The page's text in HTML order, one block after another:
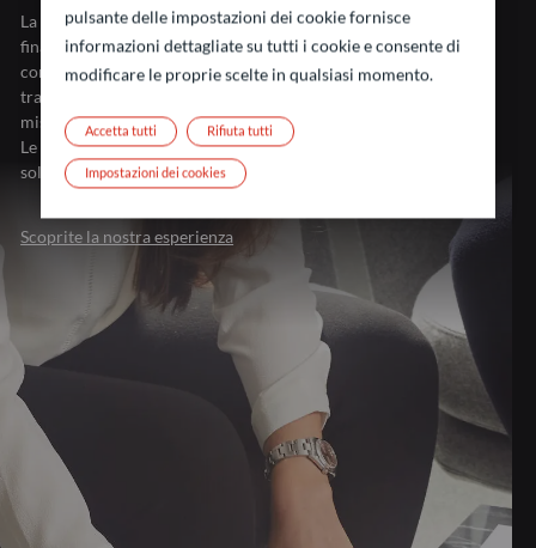
La nostra forza sta nella nostra presenza nei principali centri
finanziari europei, una prossimità che ci garantisce una
comprensione impareggiabile del mercato e ci consente di
trasformare le sfide dell’investimento in opportunità su
misura per le vostre esigenze.
Le vostre sfide d’investimento meritano molto più che
soluzioni standard. Meritano la nostra esperienza.
Scoprite la nostra esperienza
pulsante delle impostazioni dei cookie fornisce
informazioni dettagliate su tutti i cookie e consente di
modificare le proprie scelte in qualsiasi momento.
Rifiuta tutti
Accetta tutti
Impostazioni dei cookies